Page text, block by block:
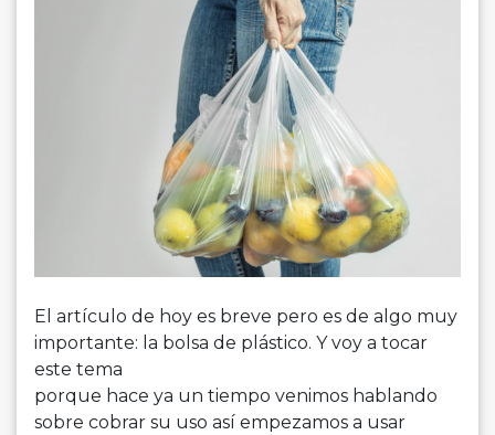
El artículo de hoy es breve pero es de algo muy
importante: la bolsa de plástico. Y voy a tocar
este tema
porque hace ya un tiempo venimos hablando
sobre cobrar su uso así empezamos a usar